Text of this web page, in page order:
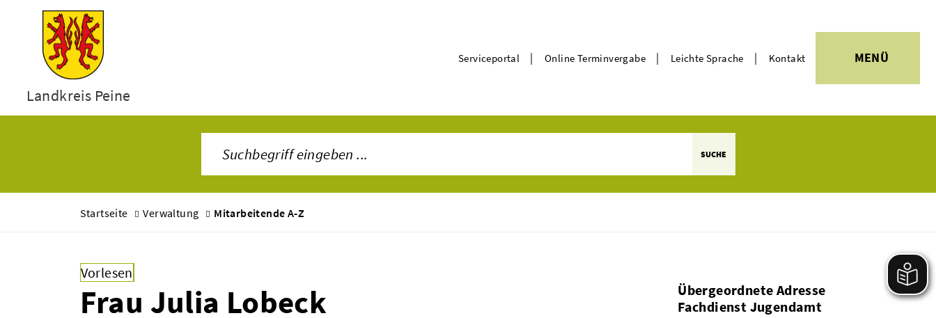
Landkreis Peine
Serviceportal | Online Terminvergabe | Leichte Sprache | Kontakt MENÜ
SUCHE
Startseite Verwaltung Mitarbeitende A-Z
Vorlesen
Frau Julia Lobeck
Übergeordnete Adresse
Fachdienst Jugendamt